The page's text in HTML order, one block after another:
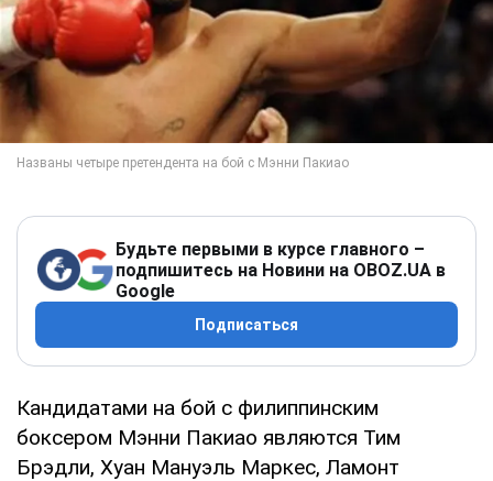
Будьте первыми в курсе главного –
подпишитесь на Новини на OBOZ.UA в
Google
Подписаться
Кандидатами на бой с филиппинским
боксером Мэнни Пакиао являются Тим
Брэдли, Хуан Мануэль Маркес, Ламонт